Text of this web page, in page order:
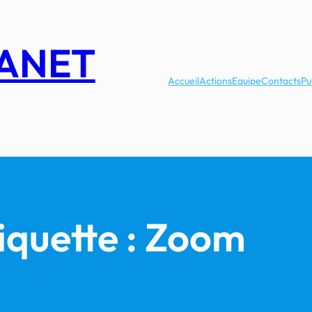
AccueilActionsEquipeContacts
: Zoom